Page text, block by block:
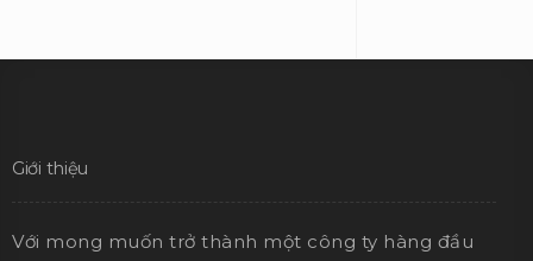
Giới thiệu
Với mong muốn trở thành một công ty hàng đầu